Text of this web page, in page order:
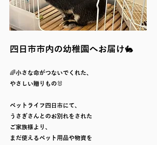
四日市市内の幼稚園へお届け🐇
🌈小さな命がつないでくれた、
やさしい贈りもの🐰
ペットライフ四日市にて、
うさぎさんとのお別れをされた
ご家族様より、
まだ使えるペット用品や物資を